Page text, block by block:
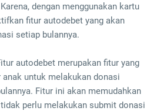
dengan menggunakan kartu
fitur autodebet yang akan
setiap bulannya.
autodebet merupakan fitur yang
untuk melakukan donasi
Fitur ini akan memudahkan
perlu melakukan submit donasi